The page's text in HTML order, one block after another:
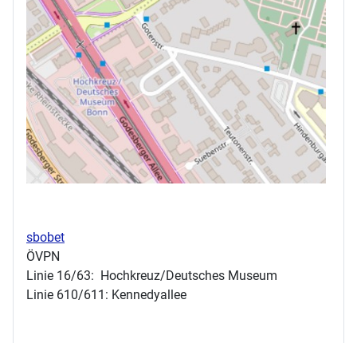
sbobet
ÖVPN
Linie 16/63: Hochkreuz/Deutsches Museum
Linie 610/611: Kennedyallee